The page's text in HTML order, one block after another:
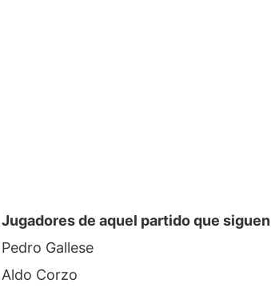
Jugadores de aquel partido que siguen
Pedro Gallese
Aldo Corzo